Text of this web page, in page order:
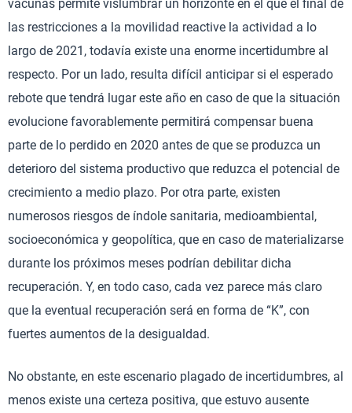
vacunas permite vislumbrar un horizonte en el que el final de
las restricciones a la movilidad reactive la actividad a lo
largo de 2021, todavía existe una enorme incertidumbre al
respecto. Por un lado, resulta difícil anticipar si el esperado
rebote que tendrá lugar este año en caso de que la situación
evolucione favorablemente permitirá compensar buena
parte de lo perdido en 2020 antes de que se produzca un
deterioro del sistema productivo que reduzca el potencial de
crecimiento a medio plazo. Por otra parte, existen
numerosos riesgos de índole sanitaria, medioambiental,
socioeconómica y geopolítica, que en caso de materializarse
durante los próximos meses podrían debilitar dicha
recuperación. Y, en todo caso, cada vez parece más claro
que la eventual recuperación será en forma de “K”, con
fuertes aumentos de la desigualdad.
No obstante, en este escenario plagado de incertidumbres, al
menos existe una certeza positiva, que estuvo ausente